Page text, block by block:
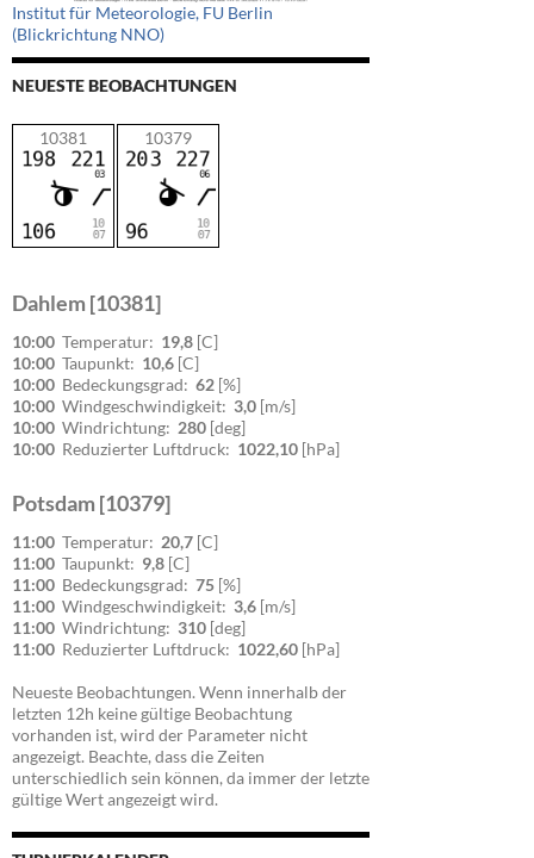
Institut für Meteorologie, FU Berlin
(Blickrichtung NNO)
NEUESTE BEOBACHTUNGEN
10381 10379
Dahlem [10381]
10:00 Temperatur: 19,8 [C]
10:00 Taupunkt: 10,6 [C]
10:00 Bedeckungsgrad: 62 [%]
10:00 Windgeschwindigkeit: 3,0 [m/s]
10:00 Windrichtung: 280 [deg]
10:00 Reduzierter Luftdruck: 1022,10 [hPa]
Potsdam [10379]
11:00 Temperatur: 20,7 [C]
11:00 Taupunkt: 9,8 [C]
11:00 Bedeckungsgrad: 75 [%]
11:00 Windgeschwindigkeit: 3,6 [m/s]
11:00 Windrichtung: 310 [deg]
11:00 Reduzierter Luftdruck: 1022,60 [hPa]
Neueste Beobachtungen. Wenn innerhalb der
letzten 12h keine gültige Beobachtung
vorhanden ist, wird der Parameter nicht
angezeigt. Beachte, dass die Zeiten
unterschiedlich sein können, da immer der letzte
gültige Wert angezeigt wird.